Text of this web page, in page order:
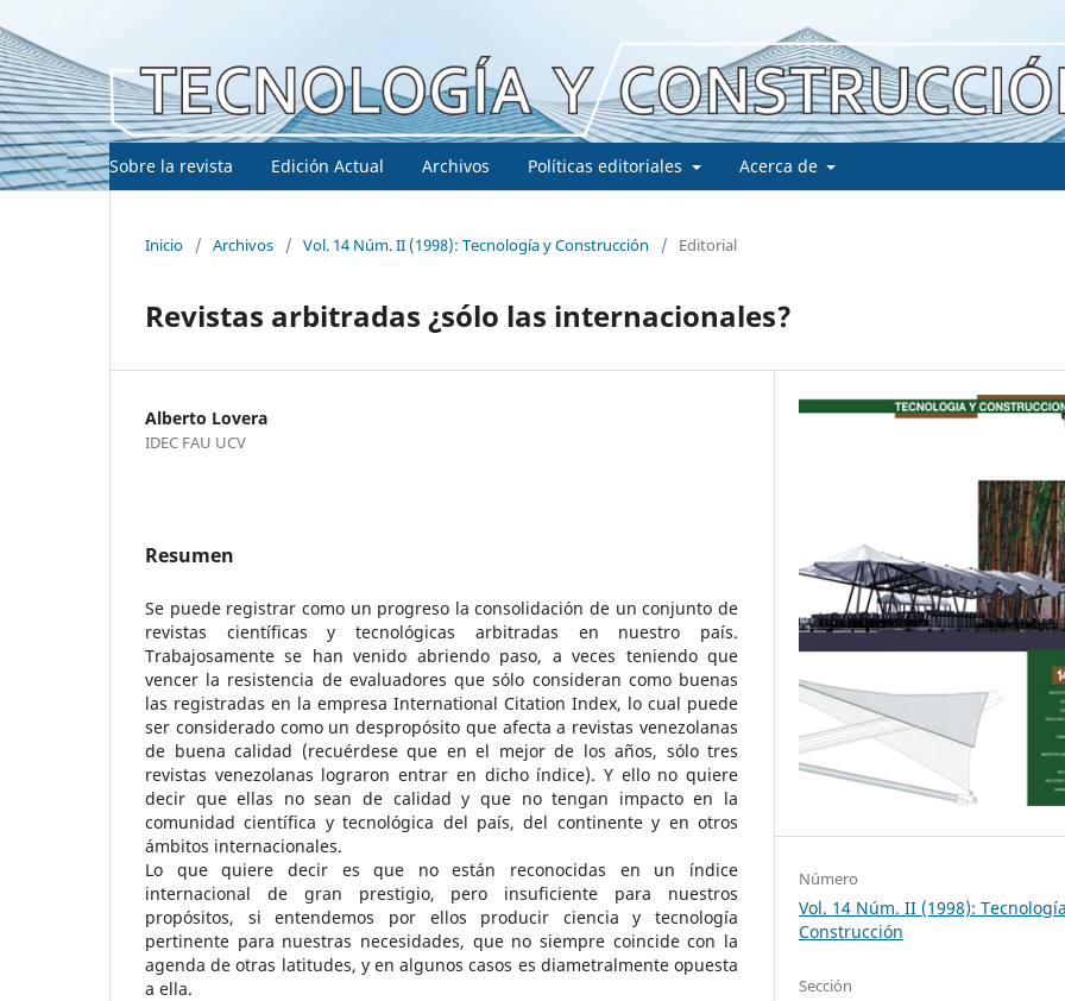
Sobre la revista Edición Actual Archivos Políticas editoriales Acerca de
Inicio / Archivos / Vol. 14 Núm. II (1998): Tecnología y Construcción / Editorial
Revistas arbitradas ¿sólo las internacionales?
Alberto Lovera
IDEC FAU UCV
Resumen
Se puede registrar como un progreso la consolidación de un conjunto de
revistas científicas y tecnológicas arbitradas en nuestro país.
Trabajosamente se han venido abriendo paso, a veces teniendo que
vencer la resistencia de evaluadores que sólo consideran como buenas
las registradas en la empresa International Citation Index, lo cual puede
ser considerado como un despropósito que afecta a revistas venezolanas
de buena calidad (recuérdese que en el mejor de los años, sólo tres
revistas venezolanas lograron entrar en dicho índice). Y ello no quiere
decir que ellas no sean de calidad y que no tengan impacto en la
comunidad científica y tecnológica del país, del continente y en otros
ámbitos internacionales.
Lo que quiere decir es que no están reconocidas en un índice
internacional de gran prestigio, pero insuficiente para nuestros
propósitos, si entendemos por ellos producir ciencia y tecnología
pertinente para nuestras necesidades, que no siempre coincide con la
agenda de otras latitudes, y en algunos casos es diametralmente opuesta
a ella.
Número
Vol. 14 Núm. II (1998):
Construcción
Sección